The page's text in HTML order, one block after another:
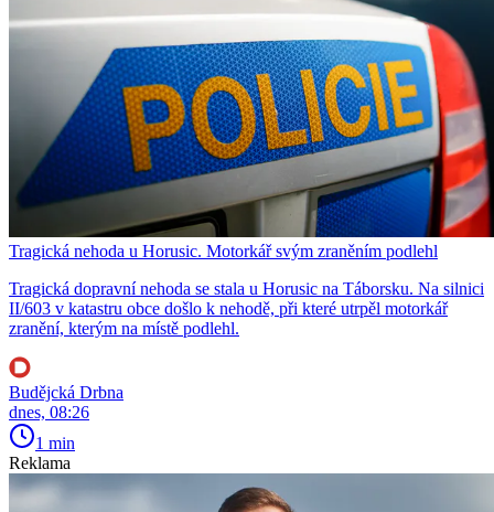
Tragická nehoda u Horusic. Motorkář svým zraněním podlehl
Tragická dopravní nehoda se stala u Horusic na Táborsku. Na silnici
II/603 v katastru obce došlo k nehodě, při které utrpěl motorkář
zranění, kterým na místě podlehl.
Budějcká Drbna
dnes, 08:26
1 min
Reklama